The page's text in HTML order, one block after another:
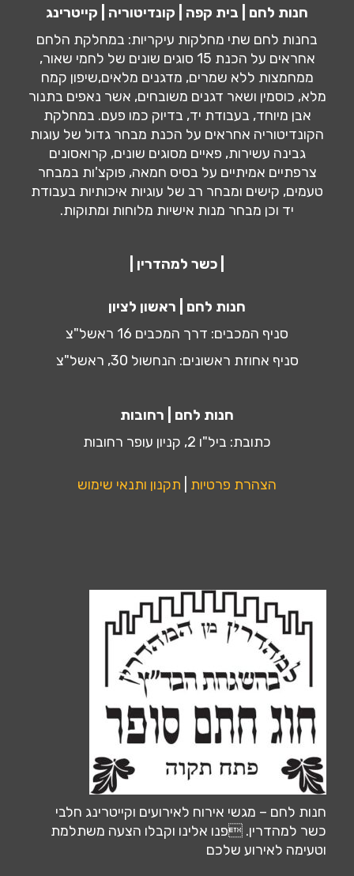
חנות לחם | בית קפה | קונדיטוריה | קייטרינג
בחנות לחם שתי מחלקות עיקריות: במחלקת הלחם
אחראים על הכנת 15 סוגים שונים של לחמי שאור,
ממחמצות ללא שמרים, מדגנים מלאים,שיפון קמח
מלא, כוסמין ושאר דגנים משובחים, אשר נאפים בתנור
אבן מיוחד, בעבודת יד, בדיוק כמו פעם. במחלקת
הקונדיטוריה אחראים על הכנת מבחר גדול של עוגות
גבינה עשירות, פאיים מסוגים שונים, קרואסונים
צרפתיים אמיתיים על בסיס חמאה, פוקצ'ות במבחר
טעמים, קישים ומבחר רב של עוגיות איכותיות בעבודת
יד וכן מבחר מנות אישיות מלוחות ומתוקות.
| כשר למהדרין |
חנות לחם | ראשון לציון
סניף המכבים: דרך המכבים 16 ראשל"צ
סניף אחוזת ראשונים: הנחשול 30, ראשל"צ
חנות לחם | רחובות
כתובת: ביל"ו 2, קניון עופר רחובות
הצהרת פרטיות תקנון ותנאי שימוש
חנות לחם – מגשי אירוח לאירועים וקייטרינג חלבי
כשר למהדרין. פנו אלינו וקבלו הצעה משתלמת
וטעימה לאירוע שלכם